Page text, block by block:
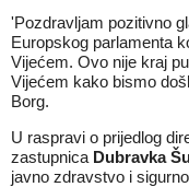
'Pozdravljam pozitivno
Europskog parlamenta
Vijećem. Ovo nije kraj
Vijećem kako bismo
Borg.
U raspravi o prijedlog
zastupnica Dubravka
javno zdravstvo i